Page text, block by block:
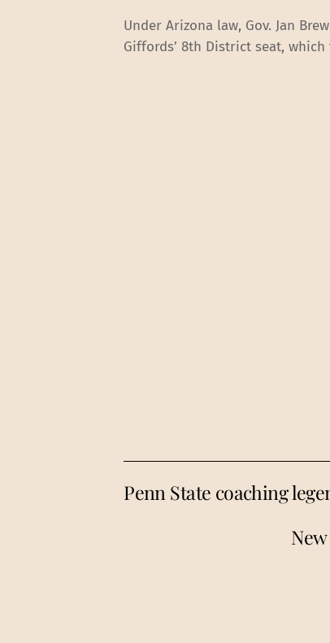
Under Arizona law, Gov. Jan
Giffords’ 8th District seat,
Penn State coaching